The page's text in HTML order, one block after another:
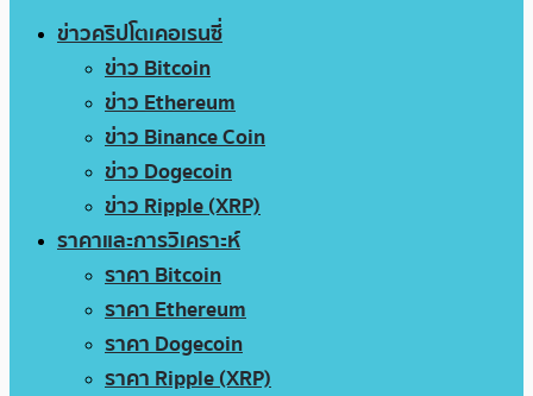
ข่าวคริปโตเคอเรนซี่
ข่าว Bitcoin
ข่าว Ethereum
ข่าว Binance Coin
ข่าว Dogecoin
ข่าว Ripple (XRP)
ราคาและการวิเคราะห์
ราคา Bitcoin
ราคา Ethereum
ราคา Dogecoin
ราคา Ripple (XRP)